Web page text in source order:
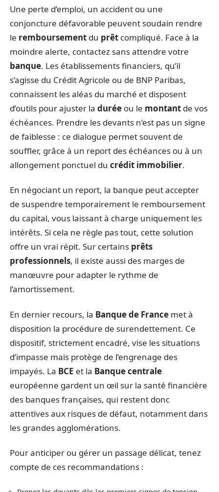
Une perte d’emploi, un accident ou une
conjoncture défavorable peuvent soudain rendre
le remboursement du prêt compliqué. Face à la
moindre alerte, contactez sans attendre votre
banque. Les établissements financiers, qu’il
s’agisse du Crédit Agricole ou de BNP Paribas,
connaissent les aléas du marché et disposent
d’outils pour ajuster la durée ou le montant de vos
échéances. Prendre les devants n’est pas un signe
de faiblesse : ce dialogue permet souvent de
souffler, grâce à un report des échéances ou à un
allongement ponctuel du crédit immobilier.
En négociant un report, la banque peut accepter
de suspendre temporairement le remboursement
du capital, vous laissant à charge uniquement les
intérêts. Si cela ne règle pas tout, cette solution
offre un vrai répit. Sur certains prêts
professionnels, il existe aussi des marges de
manœuvre pour adapter le rythme de
l’amortissement.
En dernier recours, la Banque de France met à
disposition la procédure de surendettement. Ce
dispositif, strictement encadré, vise les situations
d’impasse mais protège de l’engrenage des
impayés. La BCE et la Banque centrale
européenne gardent un œil sur la santé financière
des banques françaises, qui restent donc
attentives aux risques de défaut, notamment dans
les grandes agglomérations.
Pour anticiper ou gérer un passage délicat, tenez
compte de ces recommandations :